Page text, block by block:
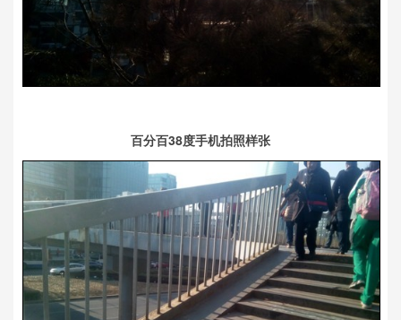
百分百38度手机拍照样张